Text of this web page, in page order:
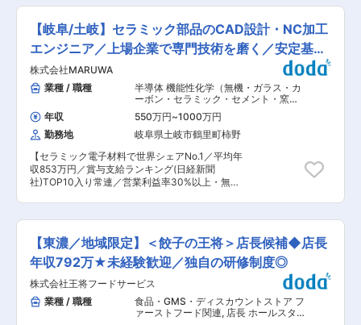
るお付き合いが始まります！ ＼＼ 先輩社員の仕
事のやりがい ／／ ・長く深いお付き合いで、お
客さまと信頼関係を築くことができカーライフを
サポートできる！ ・自分の頑張りがしっかりと評
価されるため、もっと頑張ろうと気合が入る！ ・
先輩や上司から頼りにしてもらえたときは嬉しか
った！ ・何よりもお客さまの笑顔が一番です！
■教育体制 ご経験に合わせて研修をご案内いたし
ますので、未経験の方も安心してください。未経
験から活躍している方も多数在籍！ ■就業環境
・平均残業時間時間14.6程度とワークライフバラ
ンスを整えながら働ける環境です！ ・平日休みは
旅行もお値打ちに行けたり、待ち時間も少なく快
が多く休日が固定されているので先の予定も入れ
やすいです。半日有給制度もございますのでプラ
■募集背景 創業60年以上の歴史を持つ名鉄グル
ープ企業として、中部5県に39工場以上を展開す
る当社は、事業用車両の整備に強みを持ち、愛知
県内のバス車検において約40％のシェアを誇りま
す。 大型車両の経験がある方はもちろん、乗用車
整備経験を活かして大型車整備へチャレンジした
い方も歓迎します。 ■仕事内容 名鉄グループ内
外の事業用車両（バス・トラック・タクシー）の
整備、点検、車検業務をお任せします。 メーカー
を限定せず、様々な車種に携われるため、幅広い
整備技術を習得できます。 営業活動や車検パック
販売などのノルマはなく、整備業務に集中できる
環境です。 ■具体的な業務内容 （1）臨時整備 ・
ブレーキパッド、ディスクローターの交換 ・クラ
ッチプレート、リリースベアリングの交換 ・エン
ジン不調や電装系トラブルの診断、修理 （2）車
定期点検 ・エンジンオイル交換、タイヤ交換、バ
ランス調整 ・バッテリー点検、各種消耗品交換
（4）専用機器の取付・メンテナンス ・タクシー
メーター設置、ドライブレコーダー取付 ・運賃表
示器や運賃箱の整備、各種車載機器のメンテナン
ス ■組織について 20代から60代まで幅広い世代
の整備士が活躍中。 平均勤続年数は15年以上と定
【岐阜/土岐】セラミック部品のCAD設計・NC加工
エンジニア／上場企業で専門技術を磨く／安定基盤
◎
株式会社MARUWA
業種 / 職種
半導体 機能性化学（無機・ガラス・カ
ーボン・セラミック・セメント・窯
業）, 射出成型金型 機械・金属加工
年収 550万円~1000万円
勤務地
岐阜県土岐市鶴里町柿野
【セラミック電子材料で世界シェアNo.1／平均年
収853万円／賞与支給ランキング(日経新聞
社)TOP10入り常連／営業利益率30%以上・無借
・NC旋盤・マシニングセンタを用いた精密加工
作業 ・粉末成型セラミック製品の前加工〜後加工
・担当製品：通信インフラ、宇宙航空、自動車向
け部品 など 素材開発から製品製造まで自社で担
う一貫体制に加え、次世代通信・車載・半導体向
け需要の拡大を背景に、情報通信・車載分野の売
上も堅調に伸長。新工場や増設投資、R&Dセンタ
ー計画など、積極的な設備投資により、最新設備
【東濃／地域限定】＜餃子の王将＞店長候補◆店長
年収792万★未経験歓迎／独自の研修制度◎
株式会社王将フードサービス
業種 / 職種
食品・GMS・ディスカウントストア フ
ァーストフード関連, 店長 ホールスタ